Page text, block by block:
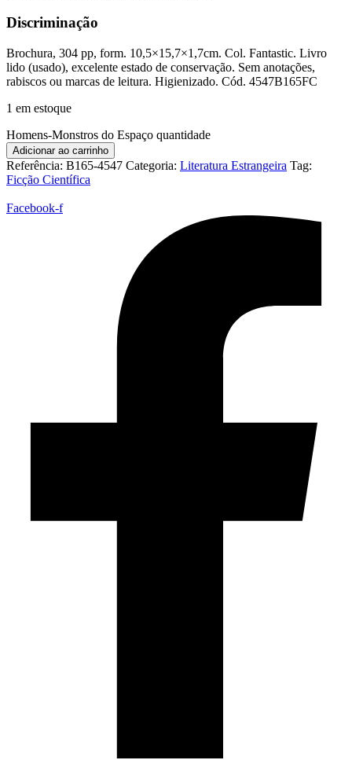
Discriminação
Brochura, 304 pp, form. 10,5×15,7×1,7cm. Col. Fantastic. Livro
lido (usado), excelente estado de conservação. Sem anotações,
rabiscos ou marcas de leitura. Higienizado. Cód. 4547B165FC
1 em estoque
Homens-Monstros do Espaço quantidade
Adicionar ao carrinho
Referência: B165-4547 Categoria: Literatura Estrangeira Tag:
Ficção Científica
Facebook-f